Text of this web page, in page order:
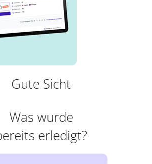
Gute Sicht
Was wurde
erledigt?